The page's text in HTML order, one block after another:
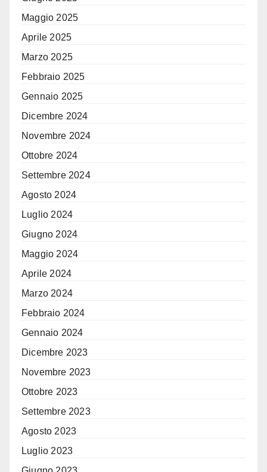
Maggio 2025
Aprile 2025
Marzo 2025
Febbraio 2025
Gennaio 2025
Dicembre 2024
Novembre 2024
Ottobre 2024
Settembre 2024
Agosto 2024
Luglio 2024
Giugno 2024
Maggio 2024
Aprile 2024
Marzo 2024
Febbraio 2024
Gennaio 2024
Dicembre 2023
Novembre 2023
Ottobre 2023
Settembre 2023
Agosto 2023
Luglio 2023